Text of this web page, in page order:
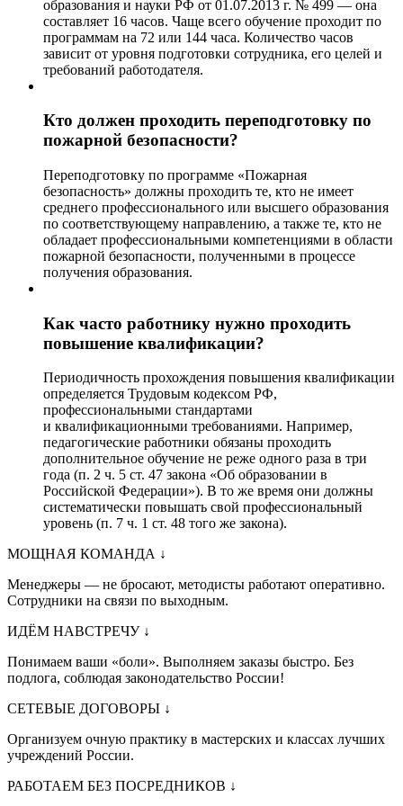
образования и науки РФ от 01.07.2013 г. № 499 — она
составляет 16 часов. Чаще всего обучение проходит по
программам на 72 или 144 часа. Количество часов
зависит от уровня подготовки сотрудника, его целей и
требований работодателя.
Кто должен проходить переподготовку по
пожарной безопасности?
Переподготовку по программе «Пожарная
безопасность» должны проходить те, кто не имеет
среднего профессионального или высшего образования
по соответствующему направлению, а также те, кто не
обладает профессиональными компетенциями в области
пожарной безопасности, полученными в процессе
получения образования.
Как часто работнику нужно проходить
повышение квалификации?
Периодичность прохождения повышения квалификации
определяется Трудовым кодексом РФ,
профессиональными стандартами
и квалификационными требованиями. Например,
педагогические работники обязаны проходить
дополнительное обучение не реже одного раза в три
года (п. 2 ч. 5 ст. 47 закона «Об образовании в
Российской Федерации»). В то же время они должны
систематически повышать свой профессиональный
уровень (п. 7 ч. 1 ст. 48 того же закона).
МОЩНАЯ КОМАНДА ↓
Менеджеры — не бросают, методисты работают оперативно.
Сотрудники на связи по выходным.
ИДЁМ НАВСТРЕЧУ ↓
Понимаем ваши «боли». Выполняем заказы быстро. Без
подлога, соблюдая законодательство России!
СЕТЕВЫЕ ДОГОВОРЫ ↓
Организуем очную практику в мастерских и классах лучших
учреждений России.
РАБОТАЕМ БЕЗ ПОСРЕДНИКОВ ↓